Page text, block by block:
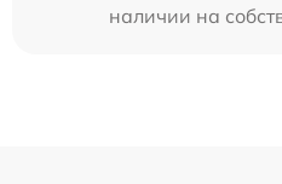
наличии на